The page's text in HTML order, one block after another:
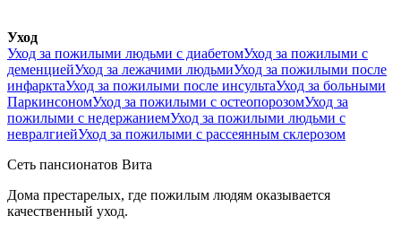
Уход
Уход за пожилыми людьми с диабетомУход за пожилыми с
деменциейУход за лежачими людьмиУход за пожилыми после
инфарктаУход за пожилыми после инсультаУход за больными
ПаркинсономУход за пожилыми с остеопорозомУход за
пожилыми с недержаниемУход за пожилыми людьми с
невралгиейУход за пожилыми с рассеянным склерозом
Сеть пансионатов Вита
Дома престарелых, где пожилым людям оказывается
качественный уход.